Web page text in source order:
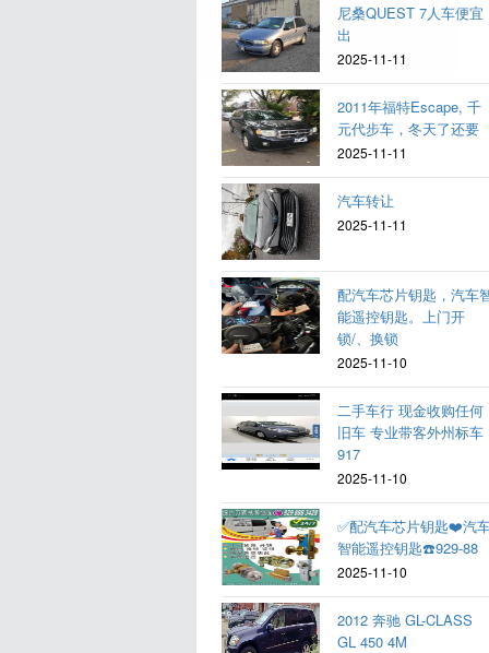
尼桑QUEST 7人车便宜
出
2025-11-11
2011年福特Escape, 千
元代步车，冬天了还要
2025-11-11
汽车转让
2025-11-11
配汽车芯片钥匙，汽车
能遥控钥匙。上门开
锁/、换锁
2025-11-10
二手车行 现金收购任何
旧车 专业带客外州标车
917
2025-11-10
✅配汽车芯片钥匙❤️汽
智能遥控钥匙☎️929-88
2025-11-10
2012 奔驰 GL-CLASS
GL 450 4M